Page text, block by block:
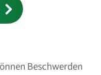
Beschwerden